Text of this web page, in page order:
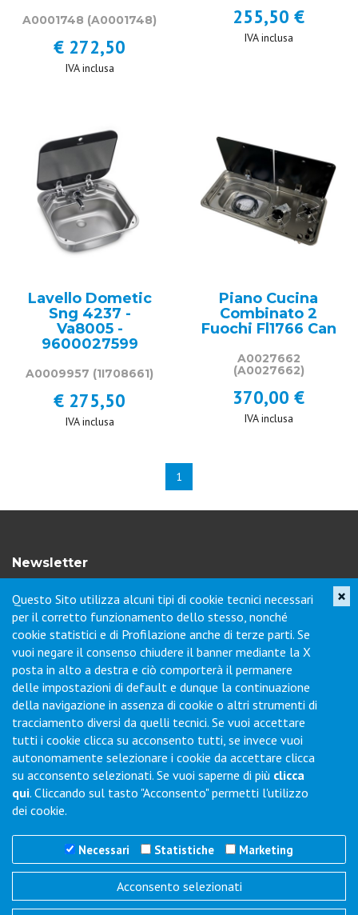
A0001748 (A0001748)
€ 272,50
IVA inclusa
255,50 €
IVA inclusa
Lavello Dometic
Sng 4237 -
Va8005 -
9600027599
A0009957 (1I708661)
€ 275,50
IVA inclusa
Piano Cucina
Combinato 2
Fuochi Fl1766 Can
A0027662
(A0027662)
370,00 €
IVA inclusa
1
Newsletter
Iscriviti per ricevere novità di prodotto, servizi, porte aperte e
offerte dei nostri punti vendita.
Contatti
Via Collodi, 1 - Loc. Chiano - 50028 Barberino Tavarnelle (FI) -
Italy
Tel.+39 0577-6501Fax+39 0577-650216
Commenti / Richieste
Trigano Servizi S.r.l.
Questo Sito utilizza alcuni tipi di cookie tecnici necessari
per il corretto funzionamento dello stesso, nonché
cookie statistici e di Profilazione anche di terze parti. Se
vuoi negare il consenso chiudere il banner mediante la X
posta in alto a destra e ciò comporterà il permanere
delle impostazioni di default e dunque la continuazione
della navigazione in assenza di cookie o altri strumenti di
tracciamento diversi da quelli tecnici. Se vuoi accettare
tutti i cookie clicca su acconsento tutti, se invece vuoi
autonomamente selezionare i cookie da accettare clicca
su acconsento selezionati. Se vuoi saperne di più clicca
qui. Cliccando sul tasto "Acconsento" permetti l'utilizzo
dei cookie.
Necessari Statistiche Marketing
Acconsento selezionati
×